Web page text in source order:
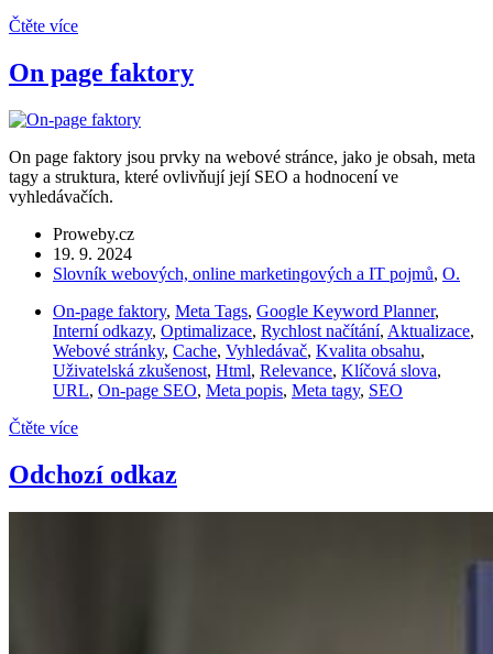
Čtěte více
On page faktory
On page faktory jsou prvky na webové stránce, jako je obsah, meta
tagy a struktura, které ovlivňují její SEO a hodnocení ve
vyhledávačích.
Proweby.cz
19. 9. 2024
Slovník webových, online marketingových a IT pojmů, O.
On-page faktory, Meta Tags, Google Keyword Planner,
Interní odkazy, Optimalizace, Rychlost načítání, Aktualizace,
Webové stránky, Cache, Vyhledávač, Kvalita obsahu,
Uživatelská zkušenost, Html, Relevance, Klíčová slova,
URL, On-page SEO, Meta popis, Meta tagy, SEO
Čtěte více
Odchozí odkaz